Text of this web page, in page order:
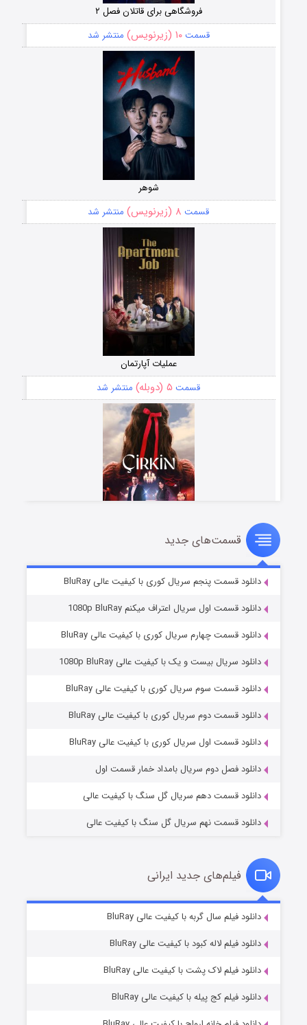
فروشگاهی برای قاتلان فصل ۲
قسمت۱۰ (زیرنویس) منتشر شد
شوهر
قسمت ۸ (زیرنویس) منتشر شد
عملیات آپارتمان
قسمت ۵ (دوبله) منتشر شد
سریال زشت
قسمت۲ (زیرنویس) منتشر شد
مردگان متحرک: شهر مرده ۳
قسمت۲ (زیرنویس) منتشر شد
قسمت۷ (زیرنویس) منتشر شد
قسمت‌های جدید
دانلود قسمت پنجم سریال کوری با کیفیت عالی BluRay
دانلود قسمت اول سریال اعتراف میکنم 1080p BluRay
دانلود قسمت چهارم سریال کوری با کیفیت عالی BluRay
دانلود سریال بیست و یک با کیفیت عالی 1080p BluRay
دانلود قسمت سوم سریال کوری با کیفیت عالی BluRay
دانلود قسمت دوم سریال کوری با کیفیت عالی BluRay
دانلود قسمت اول سریال کوری با کیفیت عالی BluRay
دانلود فصل دوم سریال بامداد خمار قسمت اول
دانلود قسمت دهم سریال گل سنگ با کیفیت عالی
دانلود قسمت نهم سریال گل سنگ با کیفیت عالی
فیلم‌های جدید ایرانی
دانلود فیلم سال گربه با کیفیت عالی BluRay
دانلود فیلم لاله کبود با کیفیت عالی BluRay
دانلود فیلم لاک پشت با کیفیت عالی BluRay
دانلود فیلم کج‌ پیله با کیفیت عالی BluRay